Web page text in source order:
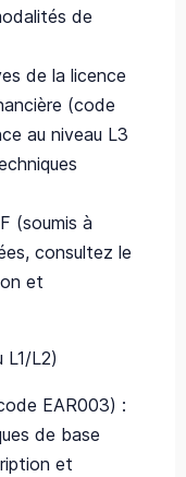
de
de la licence
(code
au niveau L3
(soumis à
consultez le
et
L1/L2)
EAR003) :
de base
et